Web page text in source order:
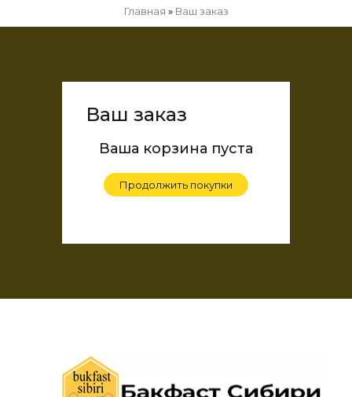
Главная » Ваш заказ
Ваш заказ
Ваша корзина пуста
Продолжить покупки